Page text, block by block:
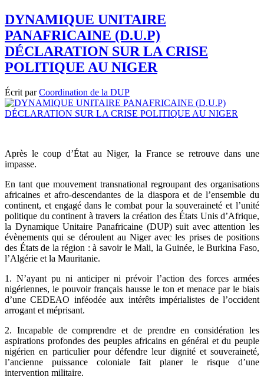
DYNAMIQUE UNITAIRE
PANAFRICAINE (D.U.P)
DÉCLARATION SUR LA CRISE
POLITIQUE AU NIGER
Écrit parCoordination de la DUP
Après le coup d’État au Niger, la France se retrouve dans une
impasse.
En tant que mouvement transnational regroupant des organisations
africaines et afro-descendantes de la diaspora et de l’ensemble du
continent, et engagé dans le combat pour la souveraineté et l’unité
politique du continent à travers la création des États Unis d’Afrique,
la Dynamique Unitaire Panafricaine (DUP) suit avec attention les
évènements qui se déroulent au Niger avec les prises de positions
des États de la région : à savoir le Mali, la Guinée, le Burkina Faso,
l’Algérie et la Mauritanie.
1. N’ayant pu ni anticiper ni prévoir l’action des forces armées
nigériennes, le pouvoir français hausse le ton et menace par le biais
d’une CEDEAO inféodée aux intérêts impérialistes de l’occident
arrogant et méprisant.
2. Incapable de comprendre et de prendre en considération les
aspirations profondes des peuples africains en général et du peuple
nigérien en particulier pour défendre leur dignité et souveraineté,
l’ancienne puissance coloniale fait planer le risque d’une
intervention militaire.